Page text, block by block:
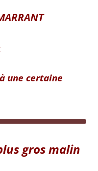
une certaine
gros malin